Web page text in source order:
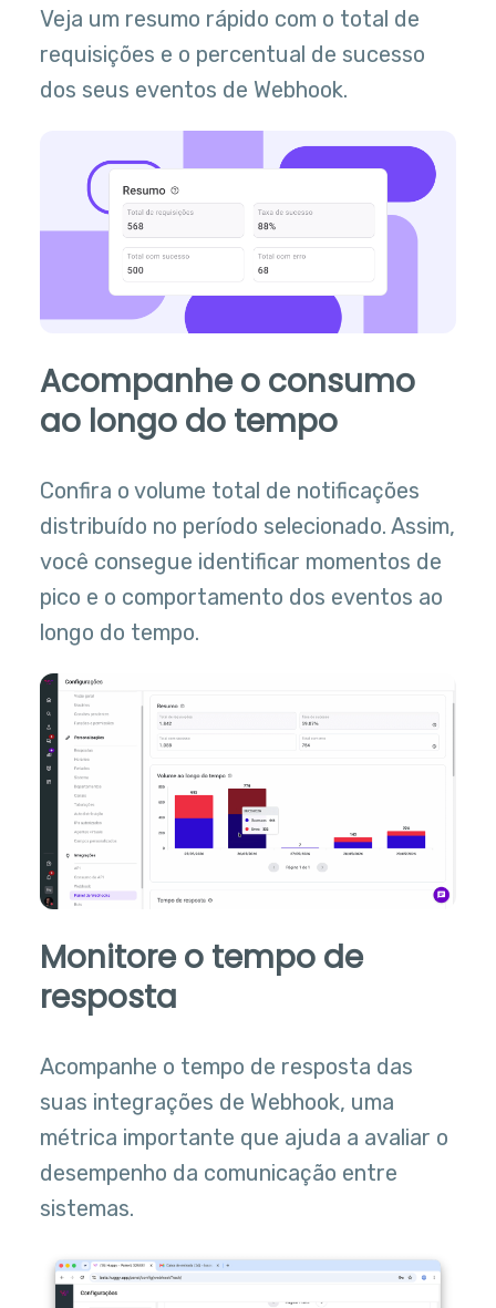
Veja um resumo rápido com o total de
requisições e o percentual de sucesso
dos seus eventos de Webhook.
Acompanhe o consumo
ao longo do tempo
Confira o volume total de notificações
distribuído no período selecionado. Assim,
você consegue identificar momentos de
pico e o comportamento dos eventos ao
longo do tempo.
Monitore o tempo de
resposta
Acompanhe o tempo de resposta das
suas integrações de Webhook, uma
métrica importante que ajuda a avaliar o
desempenho da comunicação entre
sistemas.